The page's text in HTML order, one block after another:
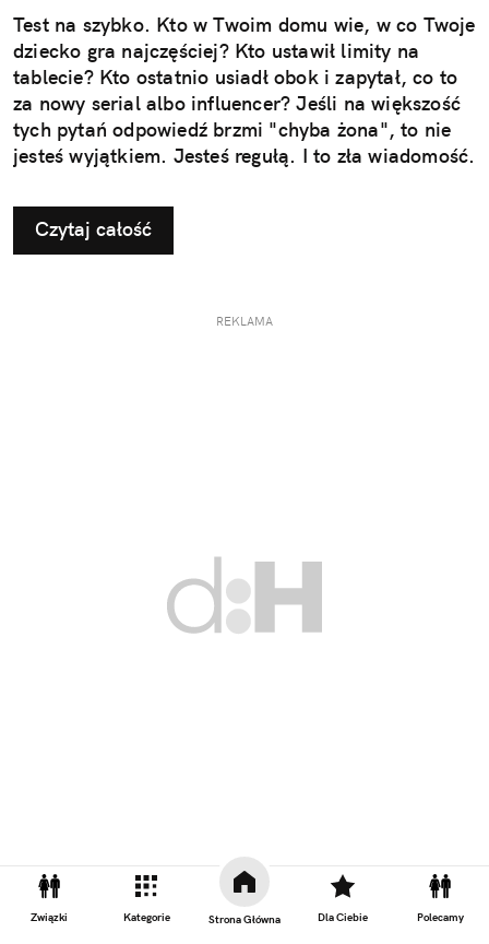
Związki Kategorie Strona Główna Dla Ciebie Polecamy
Test na szybko. Kto w Twoim domu wie, w co Twoje
dziecko gra najczęściej? Kto ustawił limity na
tablecie? Kto ostatnio usiadł obok i zapytał, co to
za nowy serial albo influencer? Jeśli na większość
tych pytań odpowiedź brzmi "chyba żona", to nie
jesteś wyjątkiem. Jesteś regułą. I to zła wiadomość.
Czytaj całość
REKLAMA